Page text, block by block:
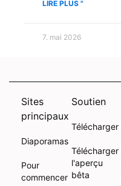
LIRE PLUS "
7. mai 2026
Sites
principaux
Diaporamas
Pour
commencer
Soutien
Télécharger
Télécharger
l'aperçu
bêta